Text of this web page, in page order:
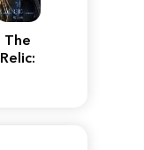
The
Relic: